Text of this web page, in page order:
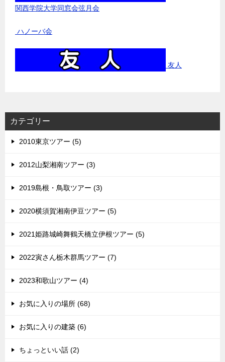
関西学院大学同窓会弦月会
ハノーバ会
友人
カテゴリー
2010東京ツアー (5)
2012山梨湘南ツアー (3)
2019島根・鳥取ツアー (3)
2020横須賀湘南伊豆ツアー (5)
2021姫路城崎舞鶴天橋立伊根ツアー (5)
2022寅さん栃木群馬ツアー (7)
2023和歌山ツアー (4)
お気に入りの場所 (68)
お気に入りの建築 (6)
ちょっといい話 (2)